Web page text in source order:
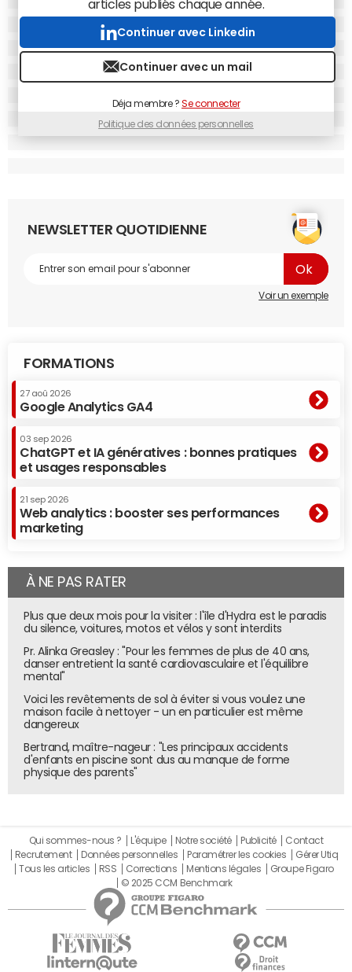
articles publiés chaque année.
Continuer avec Linkedin
Continuer avec un mail
Déja membre ?Se connecter
Politique des données personnelles
NEWSLETTER QUOTIDIENNE
Voir un exemple
FORMATIONS
27 aoû 2026
Google Analytics GA4
03 sep 2026
ChatGPT et IA génératives : bonnes pratiques
et usages responsables
21 sep 2026
Web analytics : booster ses performances
marketing
À NE PAS RATER
Plus que deux mois pour la visiter : l'île d'Hydra est le paradis
du silence, voitures, motos et vélos y sont interdits
Pr. Alinka Greasley : "Pour les femmes de plus de 40 ans,
danser entretient la santé cardiovasculaire et l'équilibre
mental"
Voici les revêtements de sol à éviter si vous voulez une
maison facile à nettoyer - un en particulier est même
dangereux
Bertrand, maître-nageur : "Les principaux accidents
d'enfants en piscine sont dus au manque de forme
physique des parents"
Qui sommes-nous ? L'équipe Notre société Publicité
Contact
Recrutement
Données personnelles Paramétrer les cookies
Gérer Utiq
Tous les articles
RSS Corrections Mentions légales
Groupe Figaro
© 2025 CCM Benchmark